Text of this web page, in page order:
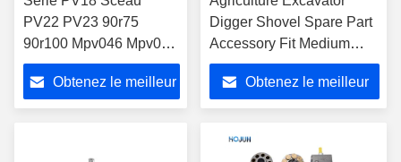
PV22 PV23 90r75
90r100 Mpv046 Mpv025
Spvl18 Pompes
hydrauliques Pièces de
rechange de réparation
Obtenez le meilleur
Digger Shovel Spare Part
Accessory Fit Medium
Pressure Axial Piston
Variable Pump P1 Pd
Series P1018 Pd018 P1
Obtenez le meilleur